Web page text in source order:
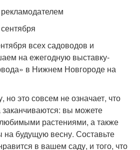
всех садоводов и
на ежегодную выставку-
в Нижнем Новгороде на
но это совсем не означает, что
заканчиваются: вы можете
растениями, а также
на будущую весну. Составьте
в вашем саду, и того, что